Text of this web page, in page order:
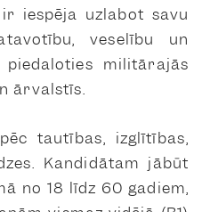
iespēja uzlabot savu
veselību un
piedaloties militārajās
ārvalstīs.
tautības, izglītības,
Kandidātam jābūt
no 18 līdz 60 gadiem,